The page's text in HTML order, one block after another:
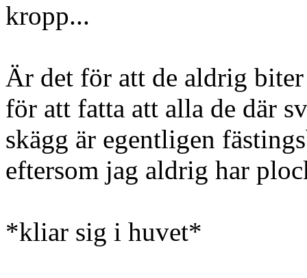
kropp...
Är det för att de aldrig
för att fatta att alla de där
skägg är egentligen
eftersom jag aldrig har
*kliar sig i huvet*